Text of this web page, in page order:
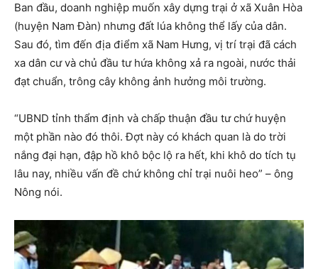
Ban đầu, doanh nghiệp muốn xây dựng trại ở xã Xuân Hòa
(huyện Nam Đàn) nhưng đất lúa không thể lấy của dân.
Sau đó, tìm đến địa điểm xã Nam Hưng, vị trí trại đã cách
xa dân cư và chủ đầu tư hứa không xả ra ngoài, nước thải
đạt chuẩn, trông cây không ảnh hưởng môi trường.
“UBND tỉnh thẩm định và chấp thuận đầu tư chứ huyện
một phần nào đó thôi. Đợt này có khách quan là do trời
nắng đại hạn, đập hồ khô bộc lộ ra hết, khi khô do tích tụ
lâu nay, nhiều vấn đề chứ không chỉ trại nuôi heo” – ông
Nông nói.